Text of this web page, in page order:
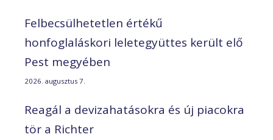
Felbecsülhetetlen értékű
honfoglaláskori leletegyüttes került elő
Pest megyében
2026. augusztus 7.
Reagál a devizahatásokra és új piacokra
tör a Richter